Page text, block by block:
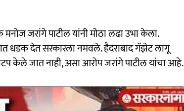
जरांगे पाटील यांनी मोठा लढा उभा केला.
धडक देत सरकारला नमवले. हैदराबाद गॅझेट लागू
केले जात नाही, असा आरोप जरांगे पाटील यांचा आहे.